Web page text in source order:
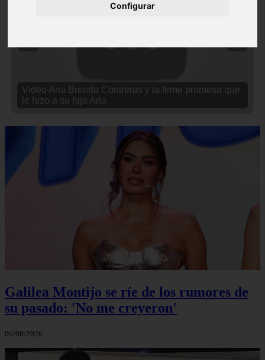
Configurar
Video Ana Brenda Contreras y la firme promesa que
le hizo a su hija Aria
Galilea Montijo se ríe de los rumores de
su pasado: 'No me creyeron'
06/08/2026